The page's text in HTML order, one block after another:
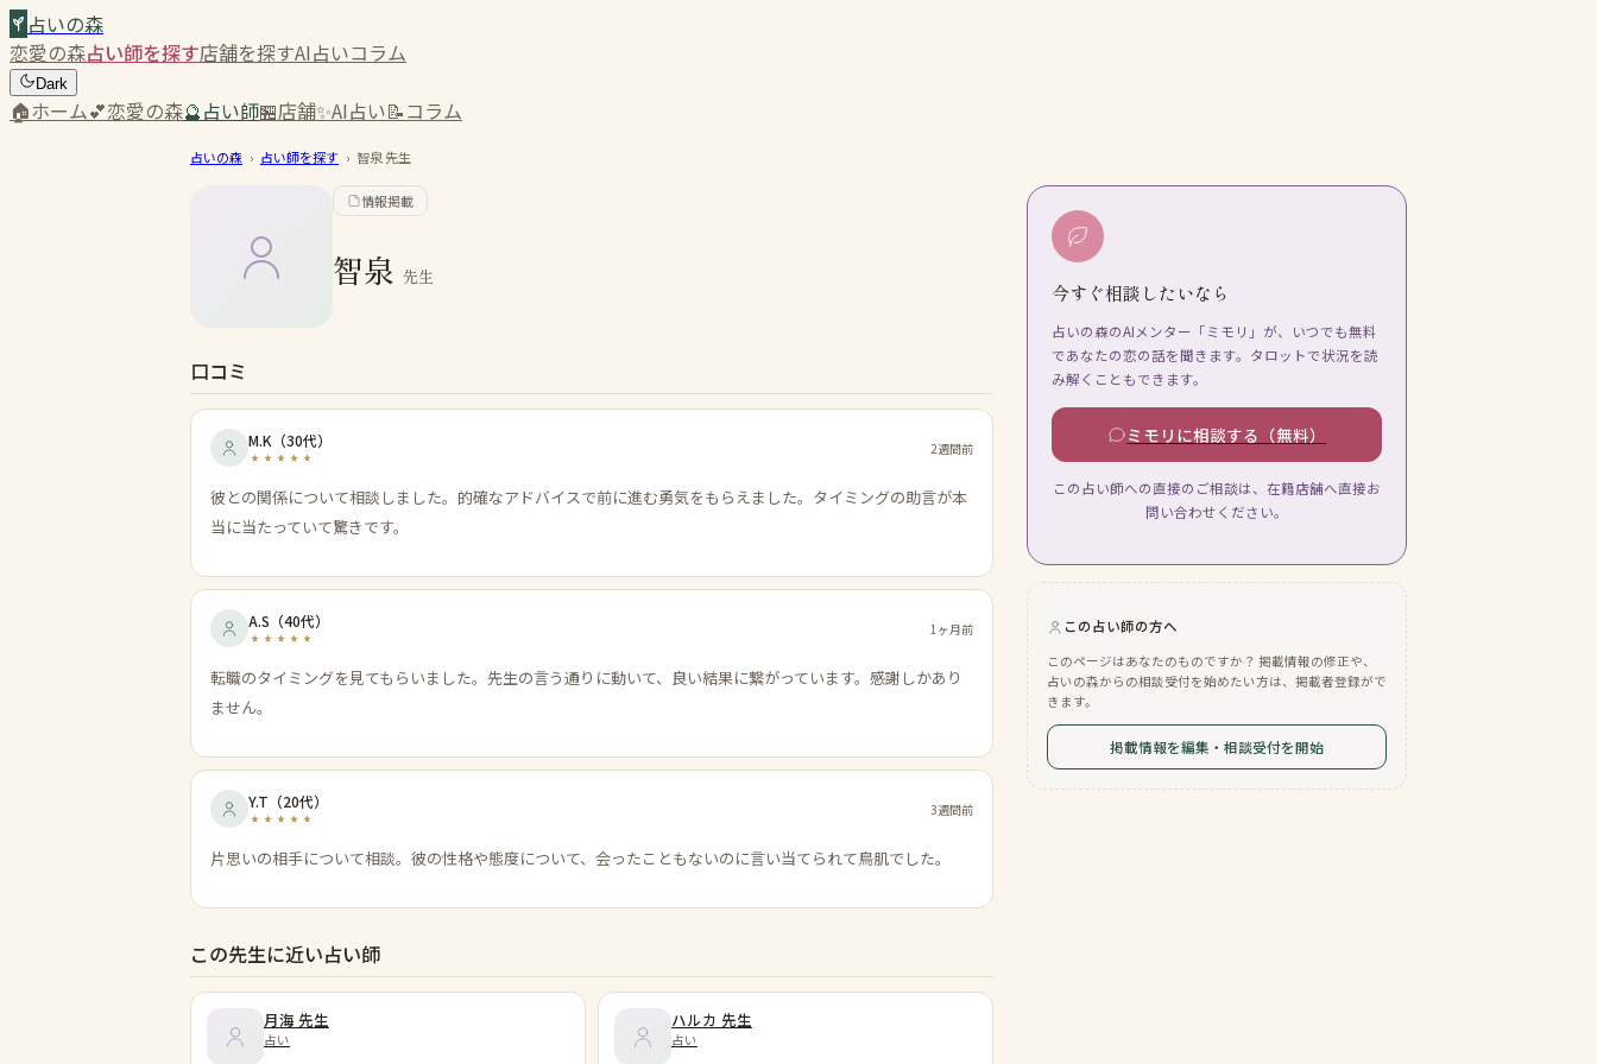
占いの森
恋愛の森占い師を探す店舗を探すAI占いコラム
Dark
🏠ホーム💕恋愛の森🔮占い師🏪店舗✨AI占い📝コラム
占いの森 › 占い師を探す › 智泉先生
情報掲載
智泉 先生
口コミ
M.K （30代） 2週間前
彼との関係について相談しました。的確なアドバイスで前に進む勇気をもらえました。タイミングの助言が本
当に当たっていて驚きです。
A.S （40代） 1ヶ月前
転職のタイミングを見てもらいました。先生の言う通りに動いて、良い結果に繋がっています。感謝しかあり
ません。
Y.T （20代） 3週間前
片思いの相手について相談。彼の性格や態度について、会ったこともないのに言い当てられて鳥肌でした。
この先生に近い占い師
月海 先生
占い
ハルカ 先生
占い
今すぐ相談したいなら
占いの森のAIメンター「ミモリ」が、いつでも無料
であなたの恋の話を聞きます。タロットで状況を読
み解くこともできます。
ミモリに相談する（無料）
この占い師への直接のご相談は、在籍店舗へ直接お
問い合わせください。
この占い師の方へ
このページはあなたのものですか？ 掲載情報の修正や、
占いの森からの相談受付を始めたい方は、掲載者登録がで
きます。
掲載情報を編集・相談受付を開始